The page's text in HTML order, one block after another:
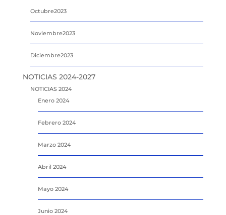
Octubre2023
Noviembre2023
Diciembre2023
NOTICIAS 2024-2027
NOTICIAS 2024
Enero 2024
Febrero 2024
Marzo 2024
Abril 2024
Mayo 2024
Junio 2024